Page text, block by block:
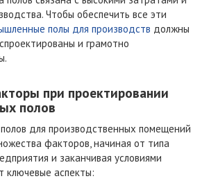
Чтобы обеспечить все эти
полы для производств должны
и грамотно
при проектировании
полов
для производственных помещений
факторов, начиная от типа
и заканчивая условиями
ключевые аспекты: